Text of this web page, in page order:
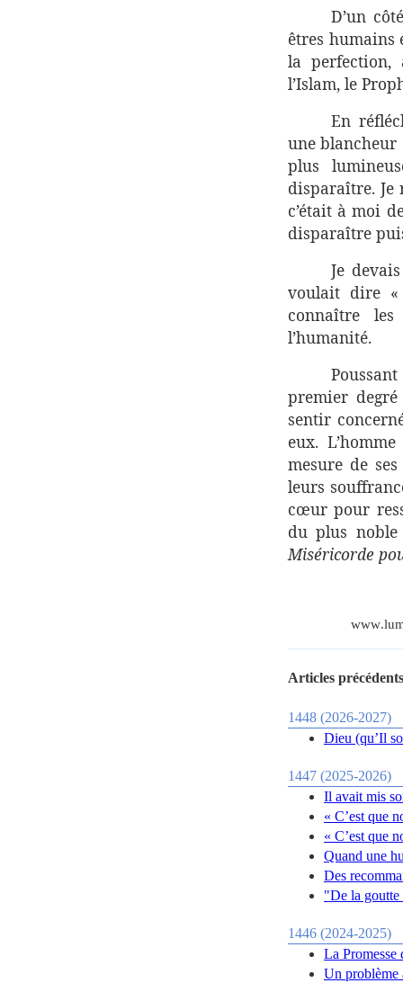
D’un
êtres humains
la perfection,
l’Islam, le
En
une blancheur
plus
disparaître. Je
c’était à moi
disparaître
Je
voulait dire «
connaître
l’humanité.
premier
sentir
eux.
mesure de
leurs
cœur pour
du plus
Miséricorde
www.
Articles
1448 (2026-2027)
Dieu (qu’Il
1447 (2025-2026)
Il avait mis
« C’est que
« C’est que
Quand une
Des
"De la goutte
1446 (2024-2025)
La Promesse
Un problème